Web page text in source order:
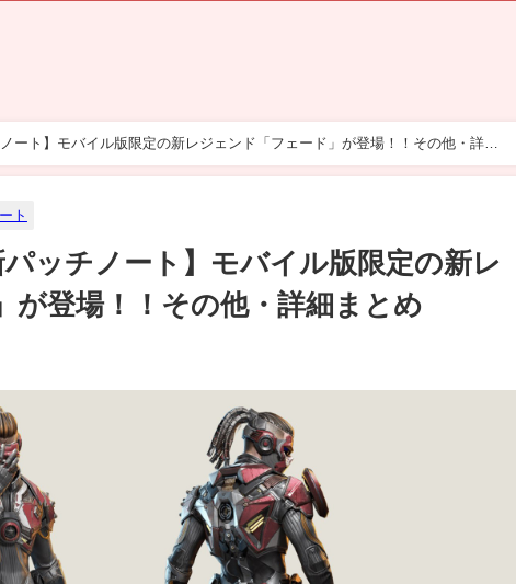
ート】モバイル版限定の新レジェンド「フェード」が登場！！その他・詳細
ト
ッチノート】モバイル版限定の新レ
が登場！！その他・詳細まとめ